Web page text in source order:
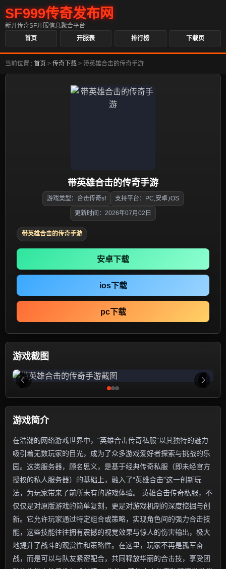
SF999传奇发布网
新开传奇SF开服信息聚合平台
首页
开服表 排行榜 下载页
当前位置 : 首页 > 传奇下载 > 带英雄合击的传奇手游
带英雄合击的传奇手游
游戏类型：合击传奇sf 支持平台：PC,安卓,iOS
更新时间：2026年07月02日
带英雄合击的传奇手游
安卓下载
ios下载
pc下载
游戏截图
游戏简介
在浩瀚的网络游戏世界中，"英雄合击传奇私服"以其独特的魅力
吸引着无数玩家的目光，成为了众多游戏爱好者探索与挑战的乐
园。这类服务器，顾名思义，是基于经典传奇私服（即未经官方
授权的私人服务器）的基础上，融入了“英雄合击”这一创新玩
法，为玩家带来了前所未有的游戏体验。 英雄合击传奇私服，不
仅仅是对原版游戏的简单复刻，更是对游戏机制的深度挖掘与创
新。它允许玩家通过特定组合或策略，实现角色间的强力合击技
能，这些技能往往拥有震撼的视觉效果与惊人的伤害输出，极大
地提升了战斗的观赏性和策略性。在这里，玩家不再是孤军奋
战，而是可以与队友紧密配合，共同释放华丽的合击技，享受团